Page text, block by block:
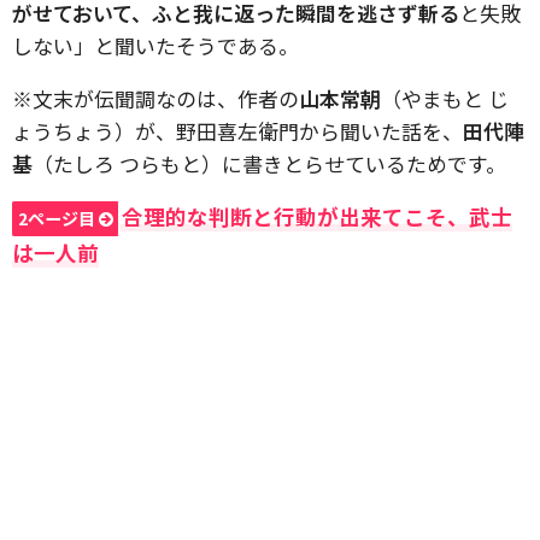
がせておいて、ふと我に返った瞬間を逃さず斬ると失敗
しない」と聞いたそうである。
※文末が伝聞調なのは、作者の山本常朝 （やまもと じ
ょうちょう）が、野田喜左衛門から聞いた話を、 田代陣
基 （たしろ つらもと）に書きとらせているためです。
2ページ目
合理的な判断と行動が出来てこそ、武士
は一人前